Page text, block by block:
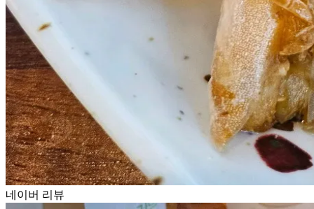
네이버 리뷰